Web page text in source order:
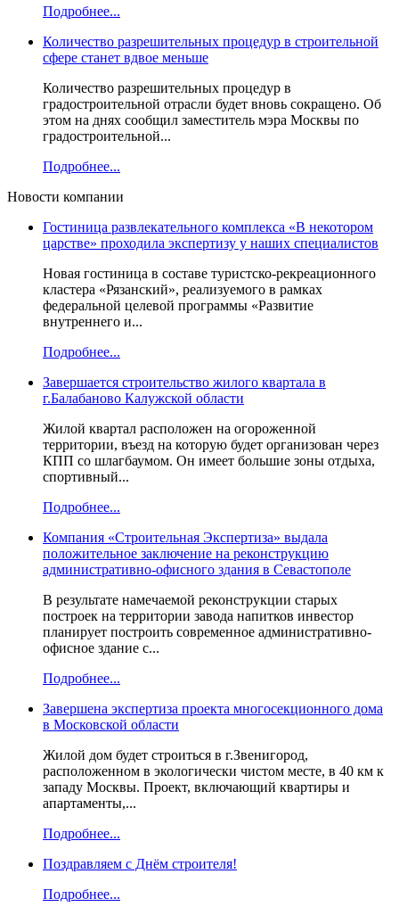
Подробнее...
Количество разрешительных процедур в строительной
сфере станет вдвое меньше
Количество разрешительных процедур в
градостроительной отрасли будет вновь сокращено. Об
этом на днях сообщил заместитель мэра Москвы по
градостроительной...
Подробнее...
Новости компании
Гостиница развлекательного комплекса «В некотором
царстве» проходила экспертизу у наших специалистов
Новая гостиница в составе туристско-рекреационного
кластера «Рязанский», реализуемого в рамках
федеральной целевой программы «Развитие
внутреннего и...
Подробнее...
Завершается строительство жилого квартала в
г.Балабаново Калужской области
Жилой квартал расположен на огороженной
территории, въезд на которую будет организован через
КПП со шлагбаумом. Он имеет большие зоны отдыха,
спортивный...
Подробнее...
Компания «Строительная Экспертиза» выдала
положительное заключение на реконструкцию
административно-офисного здания в Севастополе
В результате намечаемой реконструкции старых
построек на территории завода напитков инвестор
планирует построить современное административно-
офисное здание с...
Подробнее...
Завершена экспертиза проекта многосекционного дома
в Московской области
Жилой дом будет строиться в г.Звенигород,
расположенном в экологически чистом месте, в 40 км к
западу Москвы. Проект, включающий квартиры и
апартаменты,...
Подробнее...
Поздравляем с Днём строителя!
Подробнее...